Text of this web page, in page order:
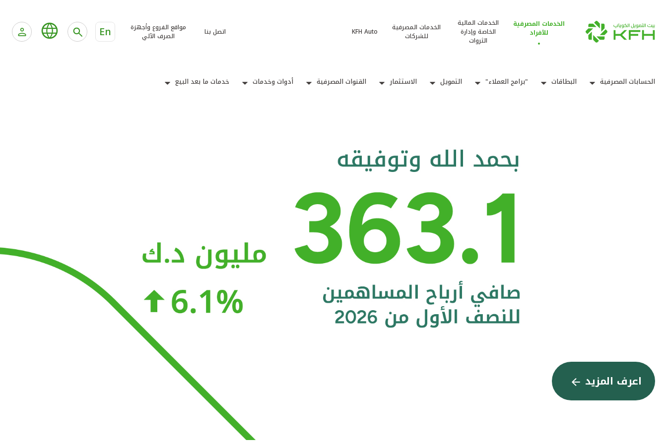
الخدمات المصرفية
للأفراد
الخدمات المالية
الخاصة وإدارة
الثروات
الخدمات المصرفية
للشركات
KFH Auto اتصل بنا
مواقع الفروع وأجهزة
الصرف الآلي
En
الحسابات المصرفية البطاقات "برامج العملاء" التمويل الاستثمار القنوات المصرفية أدوات وخدمات خدمات ما بعد البيع
اعرف المزيد